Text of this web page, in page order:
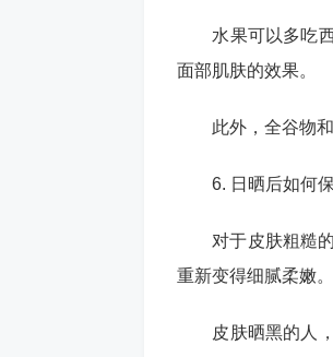
水果可以多吃西
面部肌肤的效果。
此外，全谷物和
6. 日晒后如何
对于皮肤粗糙的
重新变得细腻柔嫩。
皮肤晒黑的人，